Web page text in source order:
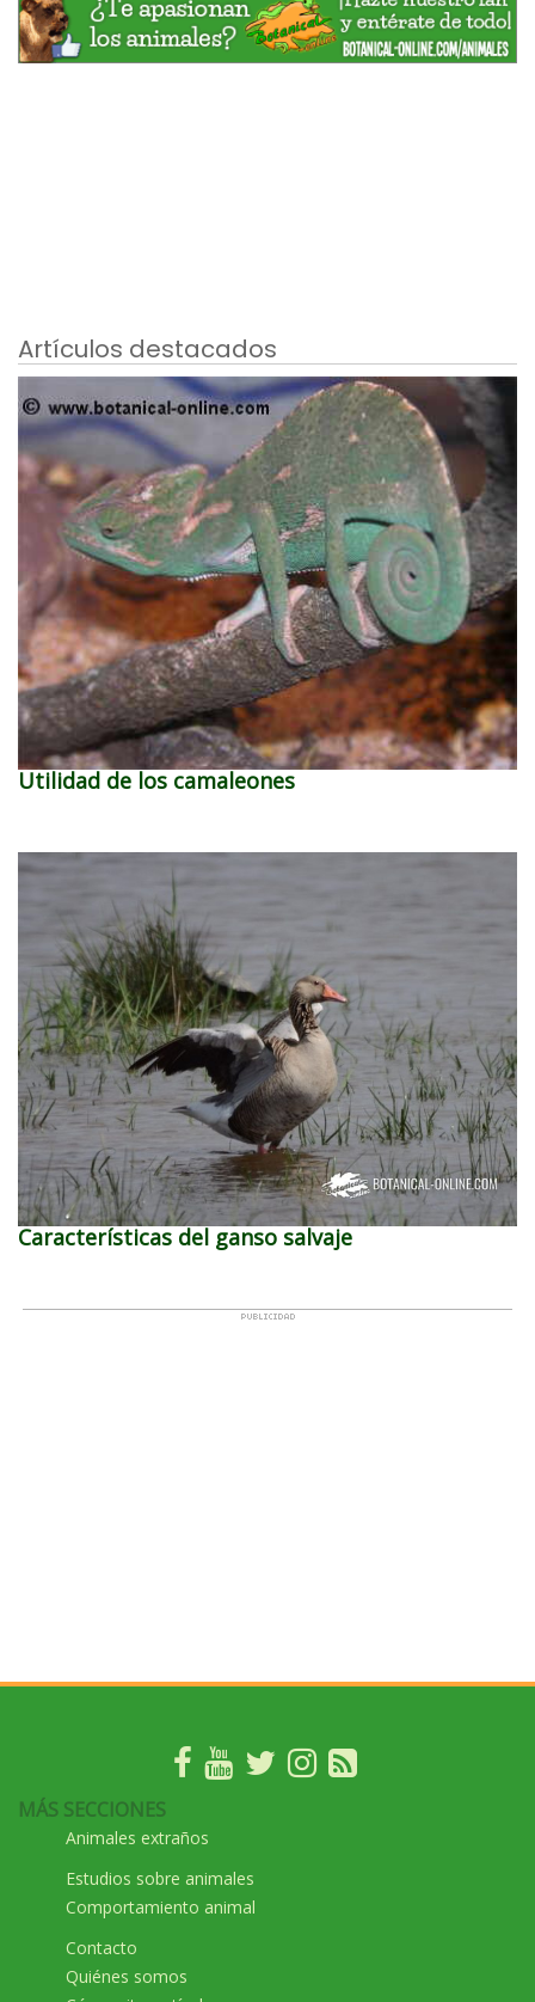
Artículos destacados
Utilidad de los camaleones
Características del ganso salvaje
MÁS SECCIONES
Animales extraños
Estudios sobre animales
Comportamiento animal
Contacto
Quiénes somos